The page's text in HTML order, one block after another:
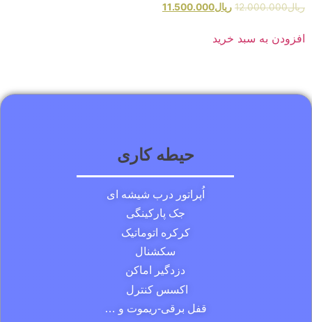
ریال12.000.000 ریال11.500.000
افزودن به سبد خرید
حیطه کاری
اُپراتور درب شیشه ای
جک پارکینگی
کرکره اتوماتیک
سکشنال
دزدگیر اماکن
اکسس کنترل
قفل برقی-ریموت و …